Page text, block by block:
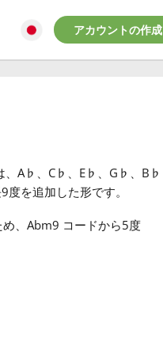
アカウントの作成
、A♭ 、C♭ 、E♭ 、G ♭ 、B ♭
を追加した形です。
、Abm9 コードから5度